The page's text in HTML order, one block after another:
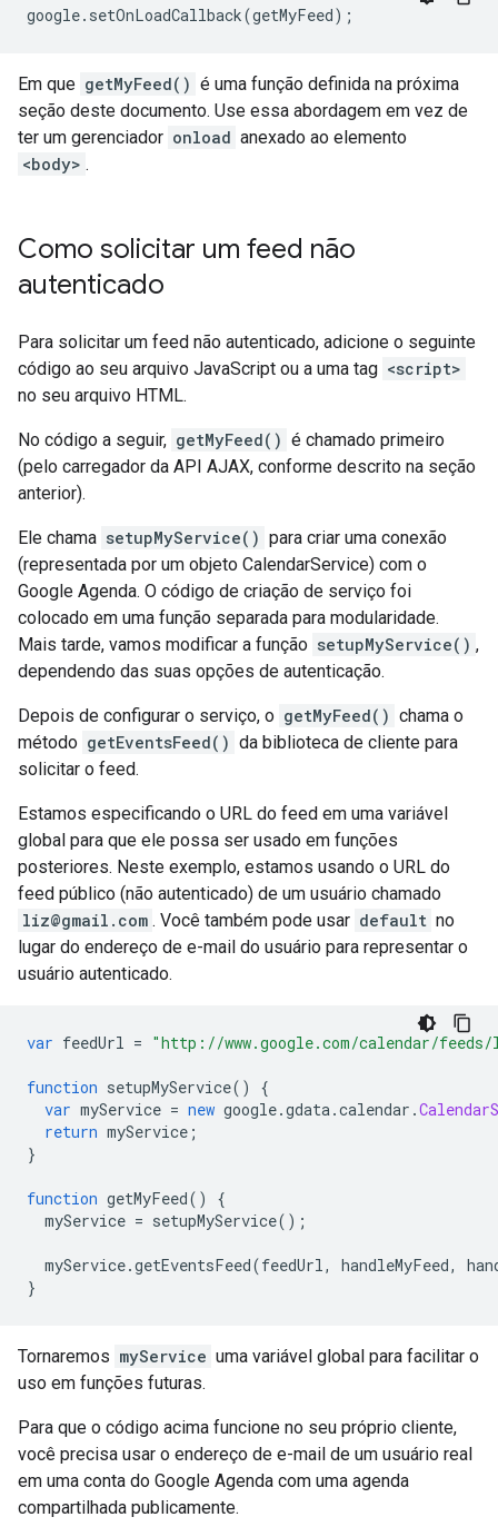
google. setOnLoadCallback(getMyFeed);
Em que getMyFeed() é uma função definida na próxima
seção deste documento. Use essa abordagem em vez de
ter um gerenciador onload anexado ao elemento
<body> .
Como solicitar um feed não
autenticado
Para solicitar um feed não autenticado, adicione o seguinte
código ao seu arquivo JavaScript ou a uma tag <script>
no seu arquivo HTML.
No código a seguir, getMyFeed() é chamado primeiro
(pelo carregador da API AJAX, conforme descrito na seção
anterior).
Ele chama setupMyService() para criar uma conexão
(representada por um objeto CalendarService) com o
Google Agenda. O código de criação de serviço foi
colocado em uma função separada para modularidade.
Mais tarde, vamos modificar a função setupMyService() ,
dependendo das suas opções de autenticação.
Depois de configurar o serviço, o getMyFeed() chama o
método getEventsFeed() da biblioteca de cliente para
solicitar o feed.
Estamos especificando o URL do feed em uma variável
global para que ele possa ser usado em funções
posteriores. Neste exemplo, estamos usando o URL do
feed público (não autenticado) de um usuário chamado
liz@gmail.com . Você também pode usar default no
lugar do endereço de e-mail do usuário para representar o
usuário autenticado.
var feedUrl = "http://www.google.com/calendar/
function setupMyService()
{
var myService = new google.gdata.calendar .
return myService ;
}
function getMyFeed()
{
myService = setupMyService();
myService.getEventsFeed(feedUrl, handleMyFeed,
}
Tornaremos myService uma variável global para facilitar o
uso em funções futuras.
Para que o código acima funcione no seu próprio cliente,
você precisa usar o endereço de e-mail de um usuário real
em uma conta do Google Agenda com uma agenda
compartilhada publicamente.